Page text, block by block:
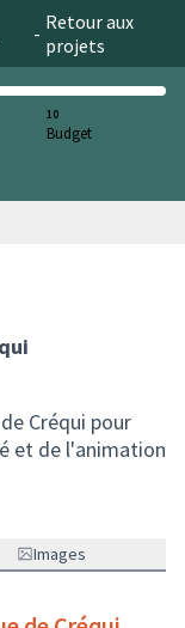
- Retour aux
projets
10
Budget
Créqui pour
et de l'animation
Images